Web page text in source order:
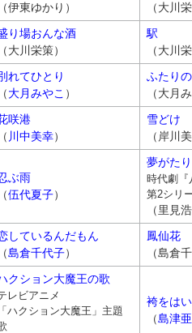
（伊東ゆかり）
（大川
り場おんな酒
（大川栄策）
駅
（大川
れてひとり
（大月みやこ ）
ふたり
（大月
咲港
（ 川中美幸）
雪どけ
（岸川
ぶ雨
（伍代夏子）
夢がたり
時代劇『
第2シリ
（里見
しているんだもん
（島倉千代子）
鳳仙花
（島倉
クション大魔王の歌
レビアニメ
「ハクション大魔王」主題
袴をは
（島津